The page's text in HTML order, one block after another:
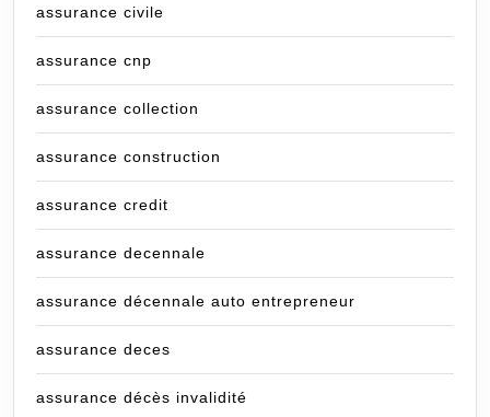
assurance civile
assurance cnp
assurance collection
assurance construction
assurance credit
assurance decennale
assurance décennale auto entrepreneur
assurance deces
assurance décès invalidité